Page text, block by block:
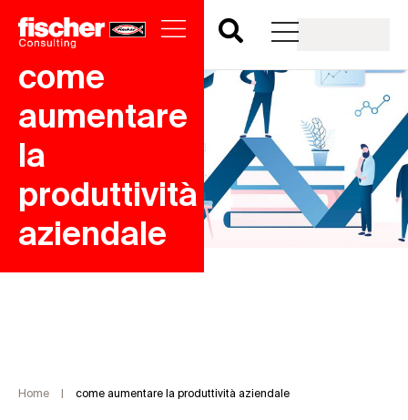
come
aumentare
la
produttività
aziendale
Home | come aumentare la produttività aziendale